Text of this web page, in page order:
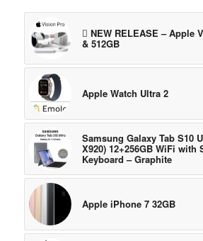
 NEW RELEASE – Apple
& 512GB
Apple Watch Ultra 2
Samsung Galaxy Tab S10
X920) 12+256GB WiFi with
Keyboard – Graphite
Apple iPhone 7 32GB